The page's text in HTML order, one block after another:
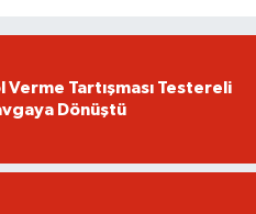
Verme Tartışması Testereli
Dönüştü